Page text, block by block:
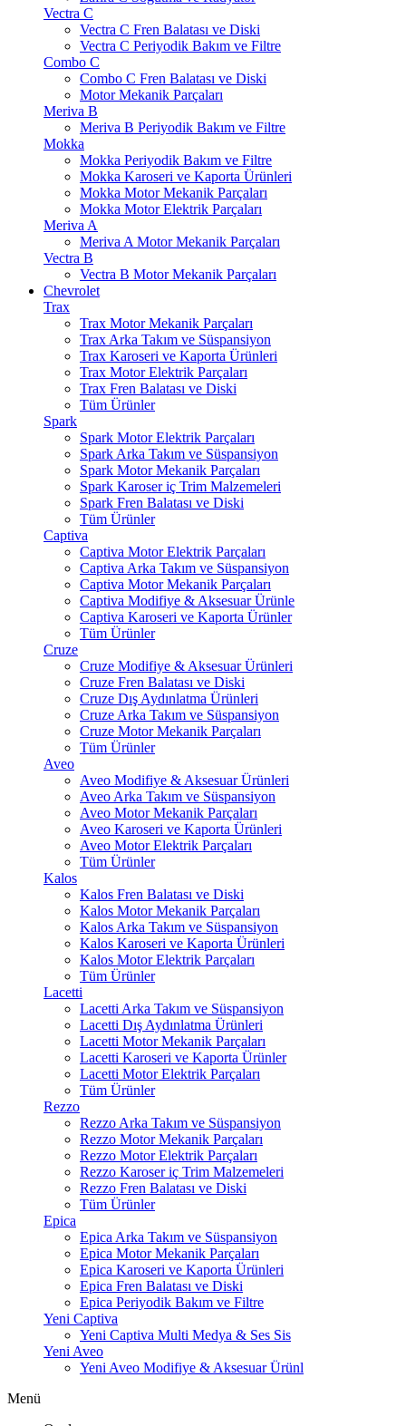
Vectra C
Vectra C Fren Balatası ve Diski
Vectra C Periyodik Bakım ve Filtre
Combo C
Combo C Fren Balatası ve Diski
Motor Mekanik Parçaları
Meriva B
Meriva B Periyodik Bakım ve Filtre
Mokka
Mokka Periyodik Bakım ve Filtre
Mokka Karoseri ve Kaporta Ürünleri
Mokka Motor Mekanik Parçaları
Mokka Motor Elektrik Parçaları
Meriva A
Meriva A Motor Mekanik Parçaları
Vectra B
Vectra B Motor Mekanik Parçaları
Chevrolet
Trax
Trax Motor Mekanik Parçaları
Trax Arka Takım ve Süspansiyon
Trax Karoseri ve Kaporta Ürünleri
Trax Motor Elektrik Parçaları
Trax Fren Balatası ve Diski
Tüm Ürünler
Spark
Spark Motor Elektrik Parçaları
Spark Arka Takım ve Süspansiyon
Spark Motor Mekanik Parçaları
Spark Karoser iç Trim Malzemeleri
Spark Fren Balatası ve Diski
Tüm Ürünler
Captiva
Captiva Motor Elektrik Parçaları
Captiva Arka Takım ve Süspansiyon
Captiva Motor Mekanik Parçaları
Captiva Modifiye & Aksesuar Ürünle
Captiva Karoseri ve Kaporta Ürünler
Tüm Ürünler
Cruze
Cruze Modifiye & Aksesuar Ürünleri
Cruze Fren Balatası ve Diski
Cruze Dış Aydınlatma Ürünleri
Cruze Arka Takım ve Süspansiyon
Cruze Motor Mekanik Parçaları
Tüm Ürünler
Aveo
Aveo Modifiye & Aksesuar Ürünleri
Aveo Arka Takım ve Süspansiyon
Aveo Motor Mekanik Parçaları
Aveo Karoseri ve Kaporta Ürünleri
Aveo Motor Elektrik Parçaları
Tüm Ürünler
Kalos
Kalos Fren Balatası ve Diski
Kalos Motor Mekanik Parçaları
Kalos Arka Takım ve Süspansiyon
Kalos Karoseri ve Kaporta Ürünleri
Kalos Motor Elektrik Parçaları
Tüm Ürünler
Lacetti
Lacetti Arka Takım ve Süspansiyon
Lacetti Dış Aydınlatma Ürünleri
Lacetti Motor Mekanik Parçaları
Lacetti Karoseri ve Kaporta Ürünler
Lacetti Motor Elektrik Parçaları
Tüm Ürünler
Rezzo
Rezzo Arka Takım ve Süspansiyon
Rezzo Motor Mekanik Parçaları
Rezzo Motor Elektrik Parçaları
Rezzo Karoser iç Trim Malzemeleri
Rezzo Fren Balatası ve Diski
Tüm Ürünler
Epica
Epica Arka Takım ve Süspansiyon
Epica Motor Mekanik Parçaları
Epica Karoseri ve Kaporta Ürünleri
Epica Fren Balatası ve Diski
Epica Periyodik Bakım ve Filtre
Yeni Captiva
Yeni Captiva Multi Medya & Ses Sis
Yeni Aveo
Yeni Aveo Modifiye & Aksesuar Ürünl
Menü